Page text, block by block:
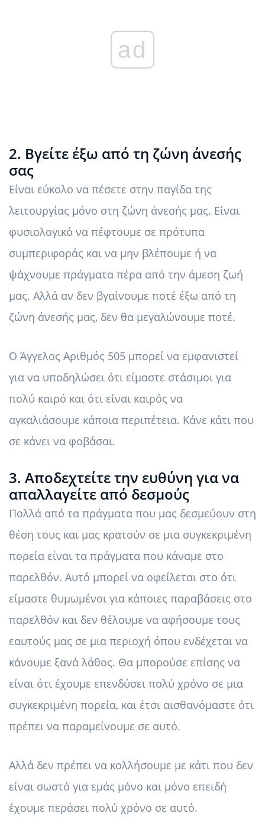
ad
2. Βγείτε έξω από τη ζώνη άνεσής
σας
Είναι εύκολο να πέσετε στην παγίδα της
λειτουργίας μόνο στη ζώνη άνεσής μας. Είναι
φυσιολογικό να πέφτουμε σε πρότυπα
συμπεριφοράς και να μην βλέπουμε ή να
ψάχνουμε πράγματα πέρα ​​από την άμεση ζωή
μας. Αλλά αν δεν βγαίνουμε ποτέ έξω από τη
ζώνη άνεσής μας, δεν θα μεγαλώνουμε ποτέ.
Ο Άγγελος Αριθμός 505 μπορεί να εμφανιστεί
για να υποδηλώσει ότι είμαστε στάσιμοι για
πολύ καιρό και ότι είναι καιρός να
αγκαλιάσουμε κάποια περιπέτεια. Κάνε κάτι που
σε κάνει να φοβάσαι.
3. Αποδεχτείτε την ευθύνη για να
απαλλαγείτε από δεσμούς
Πολλά από τα πράγματα που μας δεσμεύουν στη
θέση τους και μας κρατούν σε μια συγκεκριμένη
πορεία είναι τα πράγματα που κάναμε στο
παρελθόν. Αυτό μπορεί να οφείλεται στο ότι
είμαστε θυμωμένοι για κάποιες παραβάσεις στο
παρελθόν και δεν θέλουμε να αφήσουμε τους
εαυτούς μας σε μια περιοχή όπου ενδέχεται να
κάνουμε ξανά λάθος. Θα μπορούσε επίσης να
είναι ότι έχουμε επενδύσει πολύ χρόνο σε μια
συγκεκριμένη πορεία, και έτσι αισθανόμαστε ότι
πρέπει να παραμείνουμε σε αυτό.
Αλλά δεν πρέπει να κολλήσουμε με κάτι που δεν
είναι σωστό για εμάς μόνο και μόνο επειδή
έχουμε περάσει πολύ χρόνο σε αυτό.